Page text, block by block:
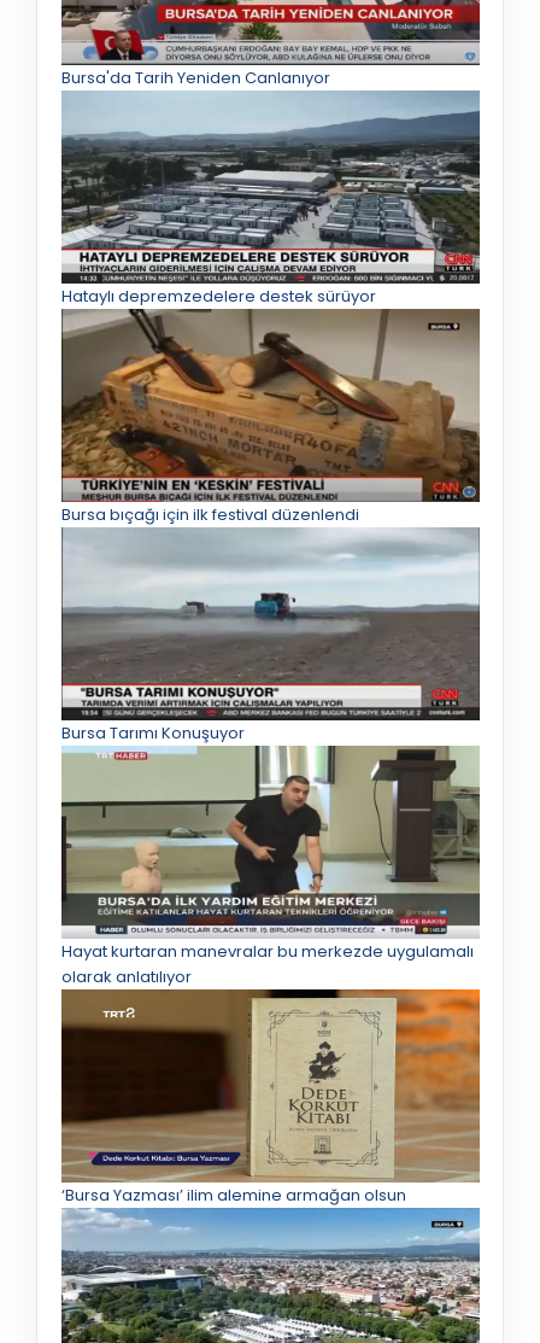
Bursa'da Tarih Yeniden Canlanıyor
Hataylı depremzedelere destek sürüyor
Bursa bıçağı için ilk festival düzenlendi
Bursa Tarımı Konuşuyor
Hayat kurtaran manevralar bu merkezde uygulamalı
olarak anlatılıyor
‘Bursa Yazması’ ilim alemine armağan olsun